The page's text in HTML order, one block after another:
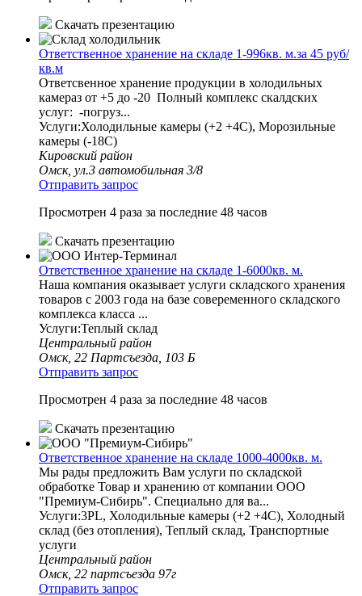
Скачать презентацию
Ответственное хранение на складе 1-996кв. м.за 45 руб/
кв.м
Ответсвенное хранение продукции в холодильных
камераз от +5 до -20 Полный комплекс скалдских
услуг: -погруз...
Услуги:Холодильные камеры (+2 +4С), Морозильные
камеры (-18С)
Кировский район
Омск, ул.3 автомобильная 3/8
Отправить запрос
Просмотрен 4 раза за последние 48 часов
Скачать презентацию
Ответственное хранение на складе 1-6000кв. м.
Наша компания оказывает услуги складского хранения
товаров с 2003 года на базе совеременного складского
комплекса класса ...
Услуги:Теплый склад
Центральный район
Омск, 22 Партсъезда, 103 Б
Отправить запрос
Просмотрен 4 раза за последние 48 часов
Скачать презентацию
Ответственное хранение на складе 1000-4000кв. м.
Мы рады предложить Вам услуги по складской
обработке Товар и хранению от компании ООО
"Премиум-Сибирь". Специально для ва...
Услуги:3PL, Холодильные камеры (+2 +4С), Холодный
склад (без отопления), Теплый склад, Транспортные
услуги
Центральный район
Омск, 22 партсъезда 97г
Отправить запрос